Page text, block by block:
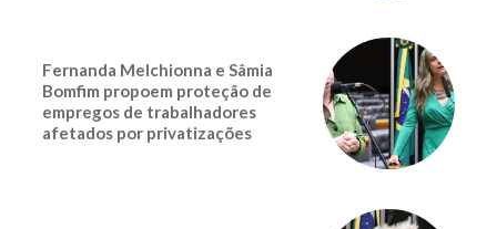
Fernanda Melchionna e Sâmia
Bomfim propoem proteção de
empregos de trabalhadores
afetados por privatizações